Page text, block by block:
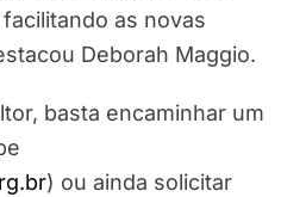
as novas
Deborah Maggio.
basta encaminhar um
) ou ainda solicitar